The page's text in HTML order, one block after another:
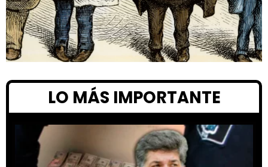
LO MÁS IMPORTANTE